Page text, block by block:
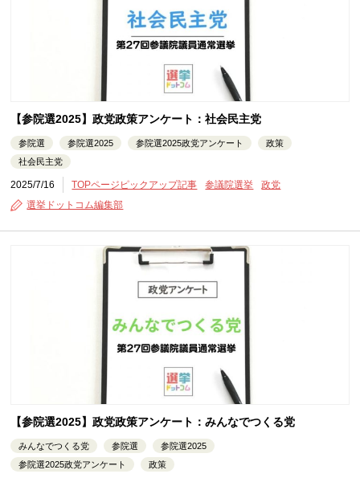
【参院選2025】政党政策アンケート：社会民主党
参院選 参院選2025 参院選2025政党アンケート
政策
社会民主党
2025/7/16 TOPページピックアップ記事 参議院選挙
政党
選挙ドットコム編集部
【参院選2025】政党政策アンケート：みんなでつくる党
みんなでつくる党 参院選
参院選2025
参院選2025政党アンケート
政策